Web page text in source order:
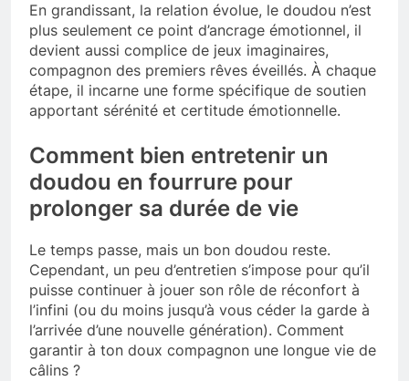
En grandissant, la relation évolue, le doudou n’est
plus seulement ce point d’ancrage émotionnel, il
devient aussi complice de jeux imaginaires,
compagnon des premiers rêves éveillés. À chaque
étape, il incarne une forme spécifique de soutien
apportant sérénité et certitude émotionnelle.
Comment bien entretenir un
doudou en fourrure pour
prolonger sa durée de vie
Le temps passe, mais un bon doudou reste.
Cependant, un peu d’entretien s’impose pour qu’il
puisse continuer à jouer son rôle de réconfort à
l’infini (ou du moins jusqu’à vous céder la garde à
l’arrivée d’une nouvelle génération). Comment
garantir à ton doux compagnon une longue vie de
câlins ?